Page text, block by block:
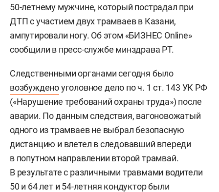
50-летнему мужчине, который пострадал при
ДТП с участием двух трамваев в Казани,
ампутировали ногу. Об этом «БИЗНЕС Online»
сообщили в пресс-службе минздрава РТ.
Следственными органами сегодня было
возбужденоуголовное дело по ч. 1 ст. 143 УК РФ
(«Нарушение требований охраны труда») после
аварии. По данным следствия, вагоновожатый
одного из трамваев не выбрал безопасную
дистанцию и влетел в следовавший впереди
в попутном направлении второй трамвай.
В результате с различными травмами водители
50 и 64 лет и 54-летняя кондуктор были